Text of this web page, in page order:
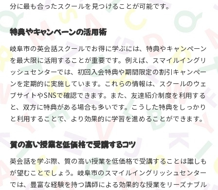
分に最も合ったスクールを見つけることが可能です。
特典やキャンペーンの活用術
岐阜市の英会話スクールでお得に学ぶには、特典やキャンペーン
を最大限に活用することが重要です。例えば、スマイルイングリ
ッシュセンターでは、初回入会特典や期間限定の割引キャンペー
ンを定期的に実施しています。これらの情報は、スクールのウェ
ブサイトやSNSで確認できます。また、友達紹介制度を利用する
と、双方に特典がある場合も多いです。こうした特典をしっかり
と利用することで、より効果的に学習を進めることができます。
質の高い授業を低価格で受講するコツ
英会話を学ぶ際、質の高い授業を低価格で受講することは誰しも
が望むことでしょう。岐阜市のスマイルイングリッシュセンター
では、豊富な経験を持つ講師による効果的な授業をリーズナブル